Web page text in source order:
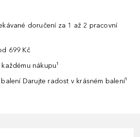
doručení za 1 až 2 pracovní
699 Kč
nákupu¹
Darujte radost v krásném balení¹